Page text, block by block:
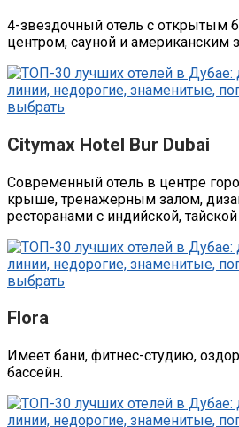
4-звездочный отель с открытым
центром, сауной и американским
Citymax Hotel Bur Dubai
Современный отель в центре
крыше, тренажерным залом,
ресторанами с индийской,
Flora
Имеет бани, фитнес-студию,
бассейн.